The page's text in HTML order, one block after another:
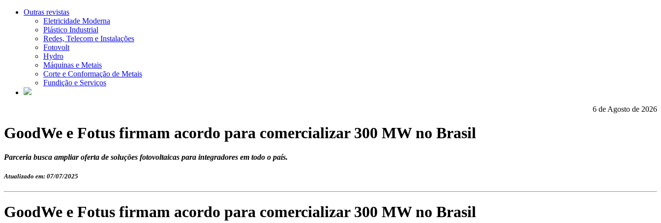
Outras revistas
Eletricidade Moderna
Plástico Industrial
Redes, Telecom e Instalações
Fotovolt
Hydro
Máquinas e Metais
Corte e Conformação de Metais
Fundição e Serviços
6 de Agosto de 2026
GoodWe e Fotus firmam acordo para comercializar 300 MW no Brasil
Parceria busca ampliar oferta de soluções fotovoltaicas para integradores em todo o país.
Atualizado em: 07/07/2025
GoodWe e Fotus firmam acordo para comercializar 300 MW no Brasil